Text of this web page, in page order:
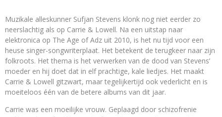
Muzikale alleskunner Sufjan Stevens klonk nog niet eerder zo
neerslachtig als op Carrie & Lowell. Na een uitstap naar
elektronica op The Age of Adz uit 2010, is het nu tijd voor een
heuse singer-songwriterplaat. Het betekent de terugkeer naar zijn
folkroots. Het thema is het verwerken van de dood van Stevens’
moeder en hij doet dat in elf prachtige, kale liedjes. Het maakt
Carrie & Lowell gitzwart, maar tegelijkertijd ook vederlicht en is
moeiteloos één van de betere albums van dit jaar.
Carrie was een moeilijke vrouw. Geplaagd door schizofrenie